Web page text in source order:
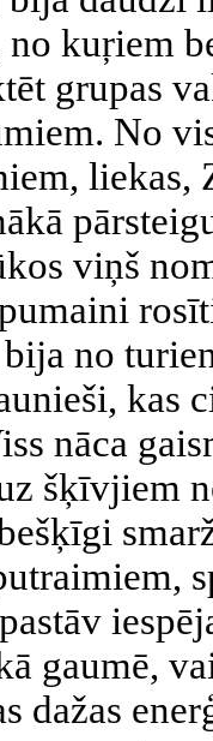
kuŗiem
grupas
No
viņš
no
kas
nāca
šķīvjiem
gaumē,
dažas